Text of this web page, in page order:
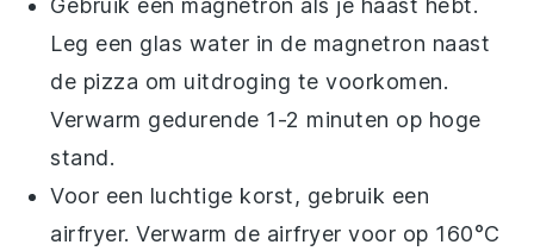
Gebruik een magnetron als je haast hebt.
Leg een glas water in de magnetron naast
de pizza om uitdroging te voorkomen.
Verwarm gedurende 1-2 minuten op hoge
stand.
Voor een luchtige korst, gebruik een
airfryer. Verwarm de airfryer voor op 160°C